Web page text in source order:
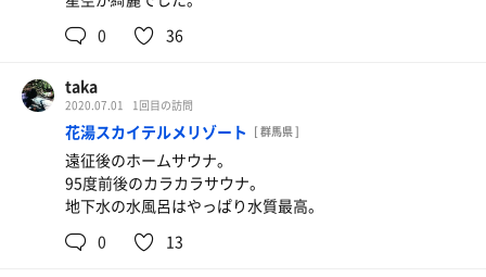
0
36
taka
2020.07.01 1回目の訪問
花湯スカイテルメリゾート [ 群馬県 ]
遠征後のホームサウナ。
95度前後のカラカラサウナ。
地下水の水風呂はやっぱり水質最高。
0
13